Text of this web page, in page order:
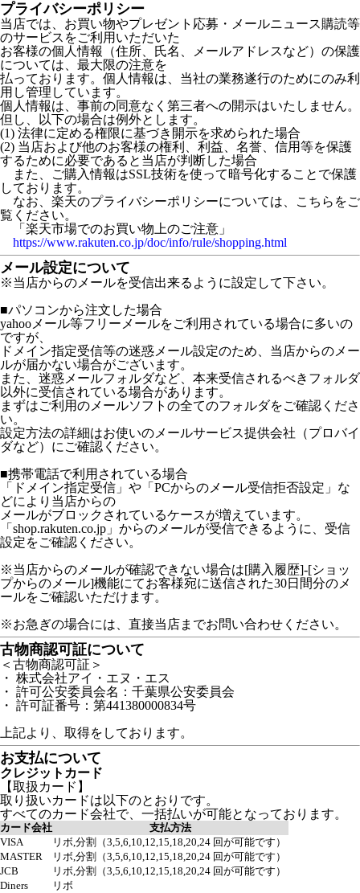
プライバシーポリシー
当店では、お買い物やプレゼント応募・メールニュース購読等
のサービスをご利用いただいた
お客様の個人情報（住所、氏名、メールアドレスなど）の保護
については、最大限の注意を
払っております。個人情報は、当社の業務遂行のためにのみ利
用し管理しています。
個人情報は、事前の同意なく第三者への開示はいたしません。
但し、以下の場合は例外とします。
(1) 法律に定める権限に基づき開示を求められた場合
(2) 当店および他のお客様の権利、利益、名誉、信用等を保護
するために必要であると当店が判断した場合
また、ご購入情報はSSL技術を使って暗号化することで保護
しております。
なお、楽天のプライバシーポリシーについては、こちらをご
覧ください。
「楽天市場でのお買い物上のご注意」
https://www.rakuten.co.jp/doc/info/rule/shopping.html
メール設定について
※当店からのメールを受信出来るように設定して下さい。
■パソコンから注文した場合
yahooメール等フリーメールをご利用されている場合に多いの
ですが、
ドメイン指定受信等の迷惑メール設定のため、当店からのメー
ルが届かない場合がございます。
また、迷惑メールフォルダなど、本来受信されるべきフォルダ
以外に受信されている場合があります。
まずはご利用のメールソフトの全てのフォルダをご確認くださ
い。
設定方法の詳細はお使いのメールサービス提供会社（プロバイ
ダなど）にご確認ください。
■携帯電話で利用されている場合
「ドメイン指定受信」や「PCからのメール受信拒否設定」な
どにより当店からの
メールがブロックされているケースが増えています。
「shop.rakuten.co.jp」からのメールが受信できるように、受信
設定をご確認ください。
※当店からのメールが確認できない場合は[購入履歴]-[ショッ
プからのメール]機能にてお客様宛に送信された30日間分のメ
ールをご確認いただけます。
※お急ぎの場合には、直接当店までお問い合わせください。
古物商認可証について
＜古物商認可証＞
・ 株式会社アイ・エヌ・エス
・ 許可公安委員会名：千葉県公安委員会
・ 許可証番号：第441380000834号
上記より、取得をしております。
お支払について
クレジットカード
【取扱カード】
取り扱いカードは以下のとおりです。
すべてのカード会社で、一括払いが可能となっております。
カード会社
支払方法
VISA
リボ,分割（3,5,6,10,12,15,18,20,24 回が可能です）
MASTER
リボ,分割（3,5,6,10,12,15,18,20,24 回が可能です）
JCB
リボ,分割（3,5,6,10,12,15,18,20,24 回が可能です）
Diners
リボ